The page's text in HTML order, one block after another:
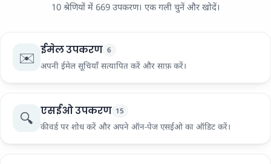
10 श्रेणियों में 669 उपकरण। एक गली चुनें और खोदें।
✉️ ईमेल उपकरण 6
अपनी ईमेल सूचियाँ सत्यापित करें और साफ़ करें।
🔍 एसईओ उपकरण 15
कीवर्ड पर शोध करें और अपने ऑन-पेज एसईओ का ऑडिट करें।